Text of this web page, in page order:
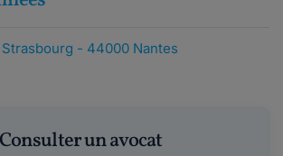
- 44000 Nantes
Consulter un avocat